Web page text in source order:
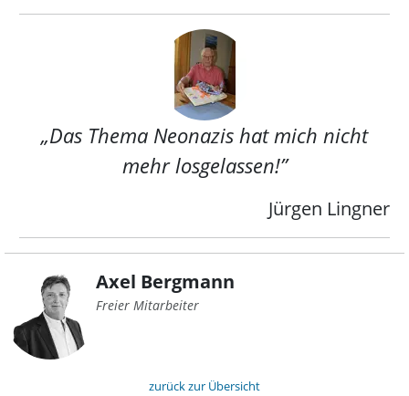
„Das Thema Neonazis hat mich nicht
mehr losgelassen!”
Jürgen Lingner
Axel Bergmann
Freier Mitarbeiter
zurück zur Übersicht